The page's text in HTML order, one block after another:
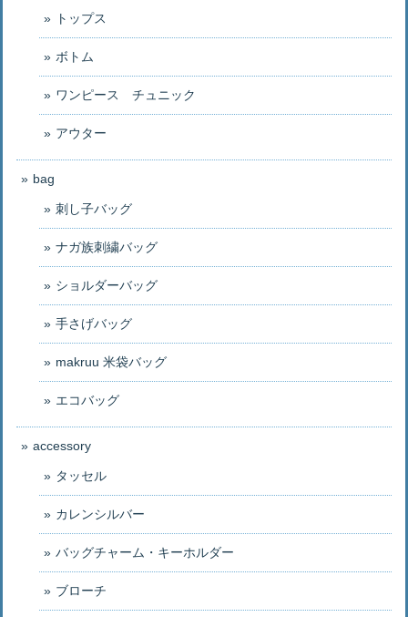
トップス
ボトム
ワンピース チュニック
アウター
bag
刺し子バッグ
ナガ族刺繍バッグ
ショルダーバッグ
手さげバッグ
makruu 米袋バッグ
エコバッグ
accessory
タッセル
カレンシルバー
バッグチャーム・キーホルダー
ブローチ